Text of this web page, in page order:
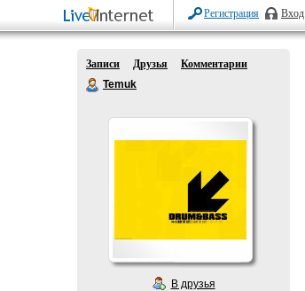
Регистрация Вход
Записи Друзья
Комментарии
Temuk
В друзья